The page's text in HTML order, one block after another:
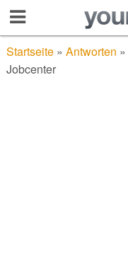
Startseite» Antworten »
Jobcenter